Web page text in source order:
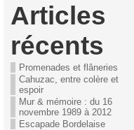
Articles
récents
Promenades et flâneries
Cahuzac, entre colère et
espoir
Mur & mémoire : du 16
novembre 1989 à 2012
Escapade Bordelaise